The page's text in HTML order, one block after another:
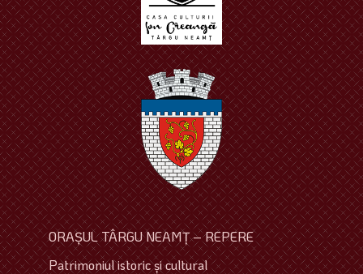
ORAŞUL TÂRGU NEAMŢ – REPERE
Patrimoniul istoric şi cultural